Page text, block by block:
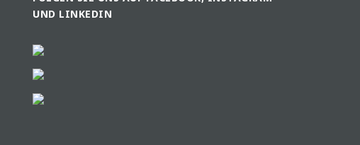
UND LINKEDIN